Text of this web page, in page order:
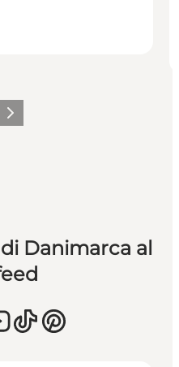
Avanti
Danimarca al